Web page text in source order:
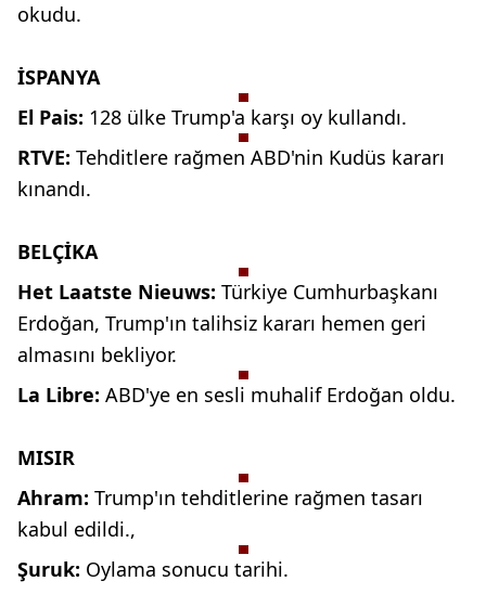
okudu.
İSPANYA
El Pais: 128 ülke Trump'a karşı oy kullandı.
RTVE: Tehditlere rağmen ABD'nin Kudüs kararı
kınandı.
BELÇİKA
Het Laatste Nieuws: Türkiye Cumhurbaşkanı
Erdoğan, Trump'ın talihsiz kararı hemen geri
almasını bekliyor.
La Libre: ABD'ye en sesli muhalif Erdoğan oldu.
MISIR
Ahram: Trump'ın tehditlerine rağmen tasarı
kabul edildi.,
Şuruk: Oylama sonucu tarihi.